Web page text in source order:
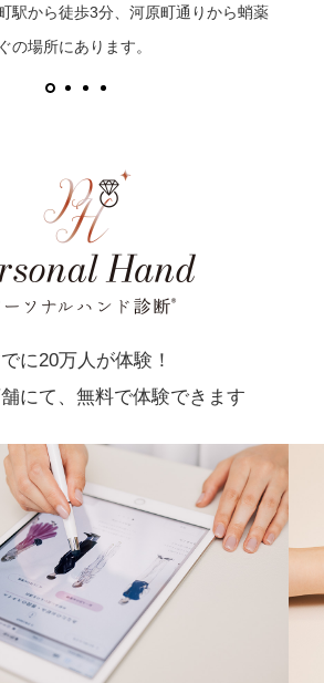
駅から徒歩3分、河原町通りから蛸薬
の場所にあります。
に20万人が体験！
にて、無料で体験できます